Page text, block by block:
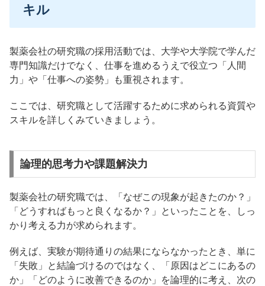
キル
製薬会社の研究職の採用活動では、大学や大学院で学んだ
専門知識だけでなく、仕事を進めるうえで役立つ「人間
力」や「仕事への姿勢」も重視されます。
ここでは、研究職として活躍するために求められる資質や
スキルを詳しくみていきましょう。
論理的思考力や課題解決力
製薬会社の研究職では、「なぜこの現象が起きたのか？」
「どうすればもっと良くなるか？」といったことを、しっ
かり考える力が求められます。
例えば、実験が期待通りの結果にならなかったとき、単に
「失敗」と結論づけるのではなく、「原因はどこにあるの
か」「どのように改善できるのか」を論理的に考え、次の